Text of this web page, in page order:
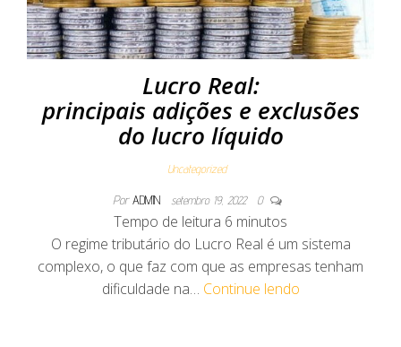
Lucro Real:
principais adições e exclusões
do lucro líquido
Uncategorized
Por ADMIN setembro 19, 2022 0
Tempo de leitura 6 minutos
O regime tributário do Lucro Real é um sistema
complexo, o que faz com que as empresas tenham
dificuldade na… Continue lendo